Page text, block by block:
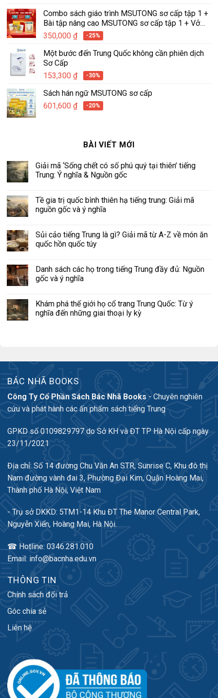
Combo sách giáo trình MSUTONG sơ cấp tập 1 +
Bài tập nâng cao MSUTONG sơ cấp tập 1 + Vở
tập viết hán ngữ tích hợp MSUTONG tập 1
350,000 ₫ -25%
Một bước đến Trung Quốc không cần phiên dịch
Sơ Cấp
153,300 ₫ -30%
Sách hán ngữ MSUTONG sơ cấp
601,600 ₫ -20%
BÀI VIẾT MỚI
Giải mã ‘Sống chết có số phú quý tại thiên’ tiếng
Trung: Ý nghĩa & Nguồn gốc
Tề gia trị quốc bình thiên hạ tiếng trung: Giải mã
nguồn gốc và ý nghĩa
Sủi cảo tiếng Trung là gì? Giải mã từ A-Z về món ăn
quốc hồn quốc túy
Danh sách các họ trong tiếng Trung đầy đủ: Nguồn
gốc và ý nghĩa
Khám phá thế giới họ cổ trang Trung Quốc: Từ ý
nghĩa đến những giai thoại ly kỳ
BÁC NHÃ BOOKS
Công Ty Cổ Phần Sách Bác Nhã Books - Chuyên nghiên
cứu và phát hành các ấn phẩm sách tiếng Trung
GPKD số 0109829797 do Sở KH và ĐT TP Hà Nội cấp ngày
23/11/2021
Địa chỉ: Số 14 đường Chu Văn An STR, Sunrise C, Khu đô thị
Nam đường vành đai 3, Phường Đại Kim, Quận Hoàng Mai,
Thành phố Hà Nội, Việt Nam
- Trụ sở DKKD: 5TM1-14 Khu ĐT The Manor Central Park,
Nguyễn Xiển, Hoàng Mai, Hà Nội.
☎ Hotline: 0346.281.010
Email: info@bacnha.edu.vn
THÔNG TIN
Chính sách đổi trả
Góc chia sẻ
Liên hệ